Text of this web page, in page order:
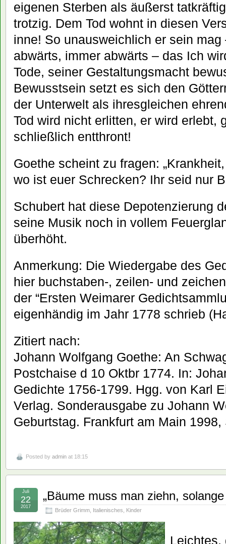
eigenen Sterben als äußerst
trotzig. Dem Tod wohnt in diesen
inne! So unausweichlich er sein
abwärts, immer abwärts – das Ich
Tode, seiner Gestaltungsmacht
Bewusstsein setzt es sich den
der Unterwelt als ihresgleichen
Tod wird nicht erlitten, er wird erlebt,
schließlich entthront!
Goethe scheint zu fragen:
wo ist euer Schrecken? Ihr seid nur
Schubert hat diese Depotenzierung
seine Musik noch in vollem
überhöht.
Anmerkung: Die Wiedergabe des
hier buchstaben-, zeilen- und
der “Ersten Weimarer
eigenhändig im Jahr 1778 schrieb
Zitiert nach:
Johann Wolfgang Goethe: An
Postchaise d 10 Oktbr 1774. In:
Gedichte 1756-1799. Hgg. von Karl
Verlag. Sonderausgabe zu Johann
Geburtstag. Frankfurt am Main 1998,
Posted by admin at 18:15
„Bäume muss man ziehn,
Brüder Grimm Italienisches Kinder
Juli
22
2017
Leichtes,